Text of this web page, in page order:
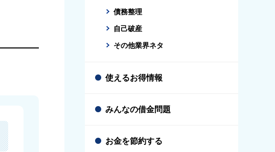
債務整理
自己破産
その他業界ネタ
使えるお得情報
みんなの借金問題
お金を節約する